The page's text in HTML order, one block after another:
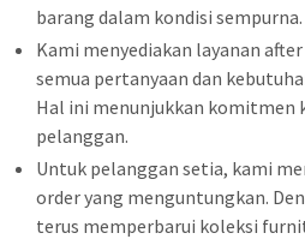
barang dalam kondisi sempurna.
Kami menyediakan layanan
semua pertanyaan dan
Hal ini menunjukkan komitmen
pelanggan.
Untuk pelanggan setia, kami
order yang menguntungkan.
terus memperbarui koleksi